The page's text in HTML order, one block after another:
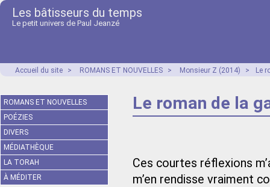
Les bâtisseurs du temps
Le petit univers de Paul Jeanzé
Accueil du site > ROMANS ET NOUVELLES > Monsieur Z (2014) > Le
Le roman de la
Ces courtes réflexions
m’en rendisse vraiment
ROMANS ET NOUVELLES
POÉZIES
DIVERS
MÉDIATHÈQUE
LA TORAH
À MÉDITER